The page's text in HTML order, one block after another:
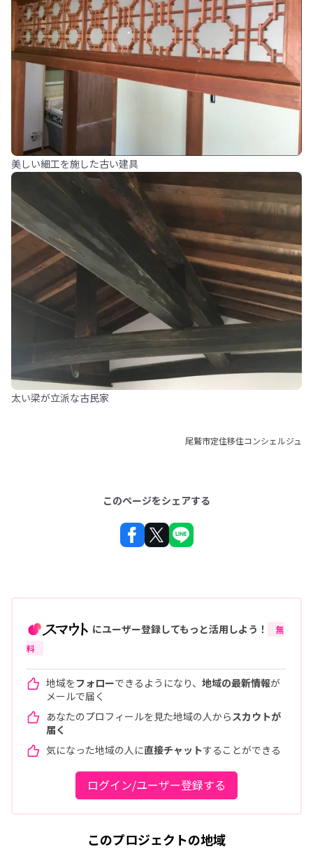
美しい細工を施した古い建具
太い梁が立派な古民家
尾鷲市定住移住コンシェルジュ
このページをシェアする
にユーザー登録してもっと活用しよう！
無
料
地域をフォローできるようになり、 地域の最新情報が
メールで届く
あなたのプロフィールを見た地域の人から スカウトが
届く
気になった地域の人に直接チャットすることができる
ログイン/ユーザー登録する
このプロジェクトの地域